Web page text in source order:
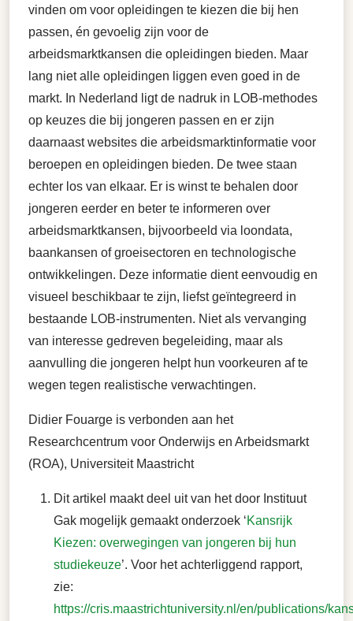
vinden om voor opleidingen te kiezen die bij hen
passen, én gevoelig zijn voor de
arbeidsmarktkansen die opleidingen bieden. Maar
lang niet alle opleidingen liggen even goed in de
markt. In Nederland ligt de nadruk in LOB-methodes
op keuzes die bij jongeren passen en er zijn
daarnaast websites die arbeidsmarktinformatie voor
beroepen en opleidingen bieden. De twee staan
echter los van elkaar. Er is winst te behalen door
jongeren eerder en beter te informeren over
arbeidsmarktkansen, bijvoorbeeld via loondata,
baankansen of groeisectoren en technologische
ontwikkelingen. Deze informatie dient eenvoudig en
visueel beschikbaar te zijn, liefst geïntegreerd in
bestaande LOB-instrumenten. Niet als vervanging
van interesse gedreven begeleiding, maar als
aanvulling die jongeren helpt hun voorkeuren af te
wegen tegen realistische verwachtingen.
Didier Fouarge is verbonden aan het
Researchcentrum voor Onderwijs en Arbeidsmarkt
(ROA), Universiteit Maastricht
Dit artikel maakt deel uit van het door Instituut
Gak mogelijk gemaakt onderzoek ‘Kansrijk
Kiezen: overwegingen van jongeren bij hun
studiekeuze’. Voor het achterliggend rapport,
zie:
https://cris.maastrichtuniversity.nl/en/publications/